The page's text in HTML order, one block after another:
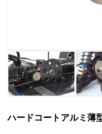
ハードコートアルミ薄